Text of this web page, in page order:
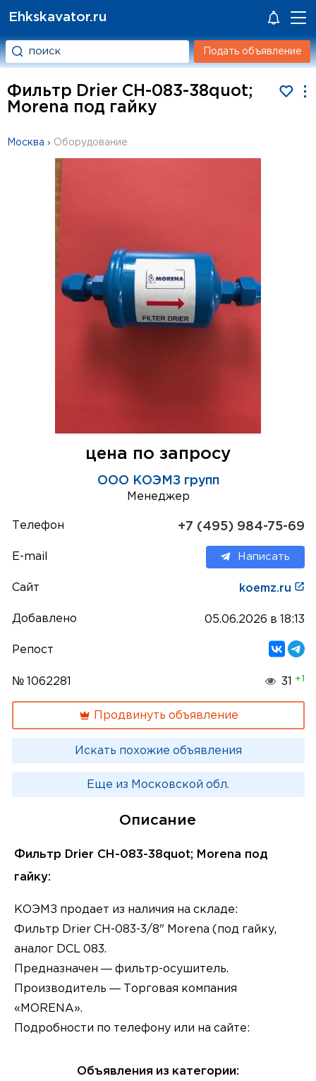
Ehkskavator.ru
Подать объявление
Фильтр Drier CH-083-38quot;
Morena под гайку
Москва › Оборудование
цена по запросу
ООО КОЭМЗ групп
Менеджер
Телефон +7 (495) 984-75-69
E-mail Написать
Сайт koemz.ru
Добавлено 05.06.2026 в 18:13
Репост
№ 1062281 31 +1
Продвинуть объявление
Искать похожие объявления
Еще из Московской обл.
Описание
Фильтр Drier CH-083-38quot; Morena под
гайку:
КОЭМЗ продает из наличия на складе:
Фильтр Drier CH-083-3/8" Morena (под гайку,
аналог DCL 083.
Предназначен — фильтр-осушитель.
Производитель — Торговая компания
«MORENA».
Подробности по телефону или на сайте:
Объявления из категории: